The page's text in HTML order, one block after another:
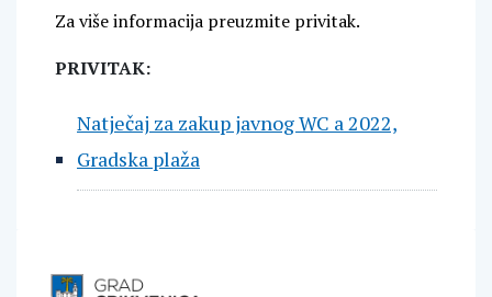
Za više informacija preuzmite privitak.
PRIVITAK:
Natječaj za zakup javnog WC a 2022,
Gradska plaža